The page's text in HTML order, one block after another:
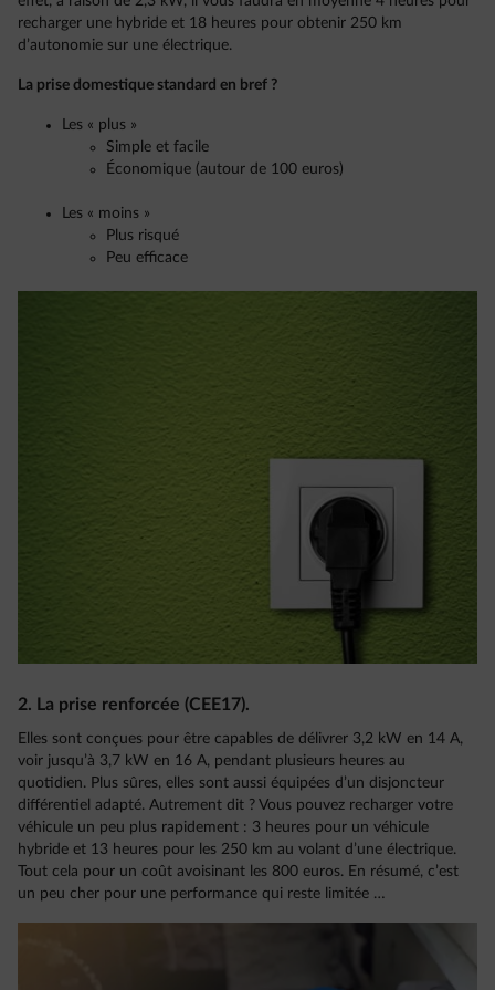
recharger une hybride et 18 heures pour obtenir 250 km
d’autonomie sur une électrique.
La prise domestique standard en bref ?
Les « plus »
Simple et facile
Économique (autour de 100 euros)
Les « moins »
Plus risqué
Peu efficace
2. La prise renforcée (CEE17).
Elles sont conçues pour être capables de délivrer 3,2 kW en 14 A,
voir jusqu’à 3,7 kW en 16 A, pendant plusieurs heures au
quotidien. Plus sûres, elles sont aussi équipées d’un disjoncteur
différentiel adapté. Autrement dit ? Vous pouvez recharger votre
véhicule un peu plus rapidement : 3 heures pour un véhicule
hybride et 13 heures pour les 250 km au volant d’une électrique.
Tout cela pour un coût avoisinant les 800 euros. En résumé, c’est
un peu cher pour une performance qui reste limitée …